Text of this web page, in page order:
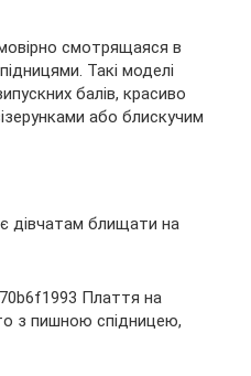
смотрящаяся в
Такі моделі
балів, красиво
або блискучим
дівчатам блищати на